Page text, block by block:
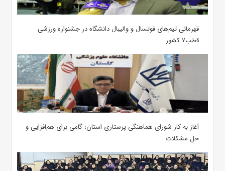
قهرمانی تیم‌های فوتسال و والیبال دانشگاه در جشنواره ورزشی
قطب۷ کشور
آغاز به کار شورای هماهنگی پرستاری استان؛ گامی برای هم‌افزایی و
حل مشکلات